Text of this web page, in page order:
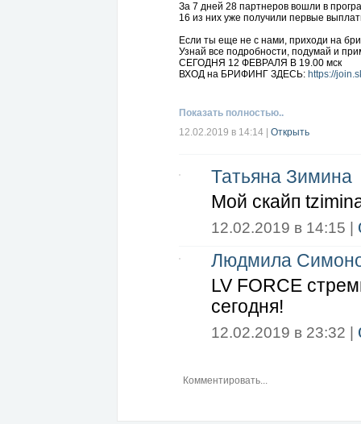
За 7 дней 28 партнеров вошли в
16 из них уже получили первые
Если ты еще не с нами, приходи на
Узнай все подробности, подумай и
СЕГОДНЯ 12 ФЕВРАЛЯ В 19.00 мск
ВХОД на БРИФИНГ ЗДЕСЬ: https://
Показать полностью..
12.02.2019 в 14:14
Открыть
Татьяна Зимина
Мой скайп
12.02.2019 в 14:15 |
Людмила
LV FORCE
сегодня!
12.02.2019 в 23:32 |